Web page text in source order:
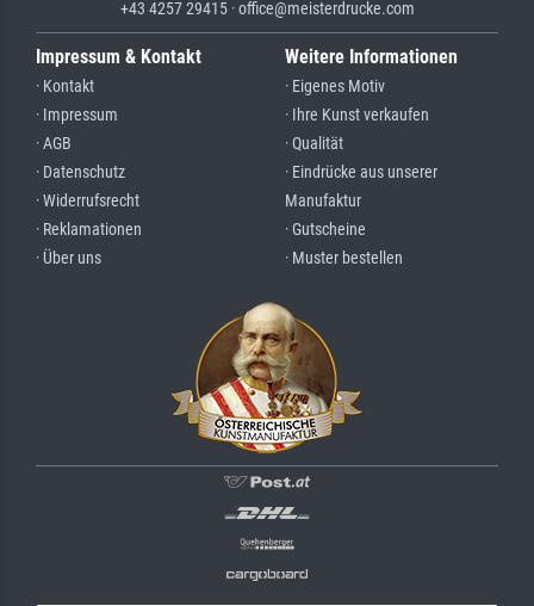
+43 4257 29415 · office@meisterdrucke.com
Impressum & Kontakt
· Kontakt
· Impressum
· AGB
· Datenschutz
· Widerrufsrecht
· Reklamationen
· Über uns
Weitere Informationen
· Eigenes Motiv
· Ihre Kunst verkaufen
· Qualität
· Eindrücke aus unserer
Manufaktur
· Gutscheine
· Muster bestellen